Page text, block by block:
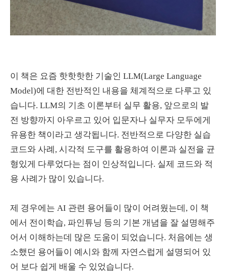
이 책은 요즘 핫핫핫한 기술인 LLM(Large Language
Model)에 대한 전반적인 내용을 체계적으로 다루고 있
습니다. LLM의 기초 이론부터 실무 활용, 앞으로의 발
전 방향까지 아우르고 있어 입문자나 실무자 모두에게
유용한 책이라고 생각됩니다. 전반적으로 다양한 실습
코드와 사례, 시각적 도구를 활용하여 이론과 실전을 균
형있게 다루었다는 점이 인상적입니다. 실제 코드와 적
용 사례가 많이 있습니다.
제 경우에는 AI 관련 용어들이 많이 어려웠는데, 이 책
에서 전이학습, 파인튜닝 등의 기본 개념을 잘 설명해주
어서 이해하는데 많은 도움이 되었습니다. 처음에는 생
소했던 용어들이 예시와 함께 자연스럽게 설명되어 있
어 보다 쉽게 배울 수 있었습니다.